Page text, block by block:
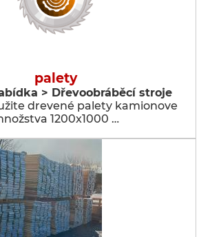
palety
> Dřevoobráběcí stroje
drevené palety kamionove
1200x1000 …